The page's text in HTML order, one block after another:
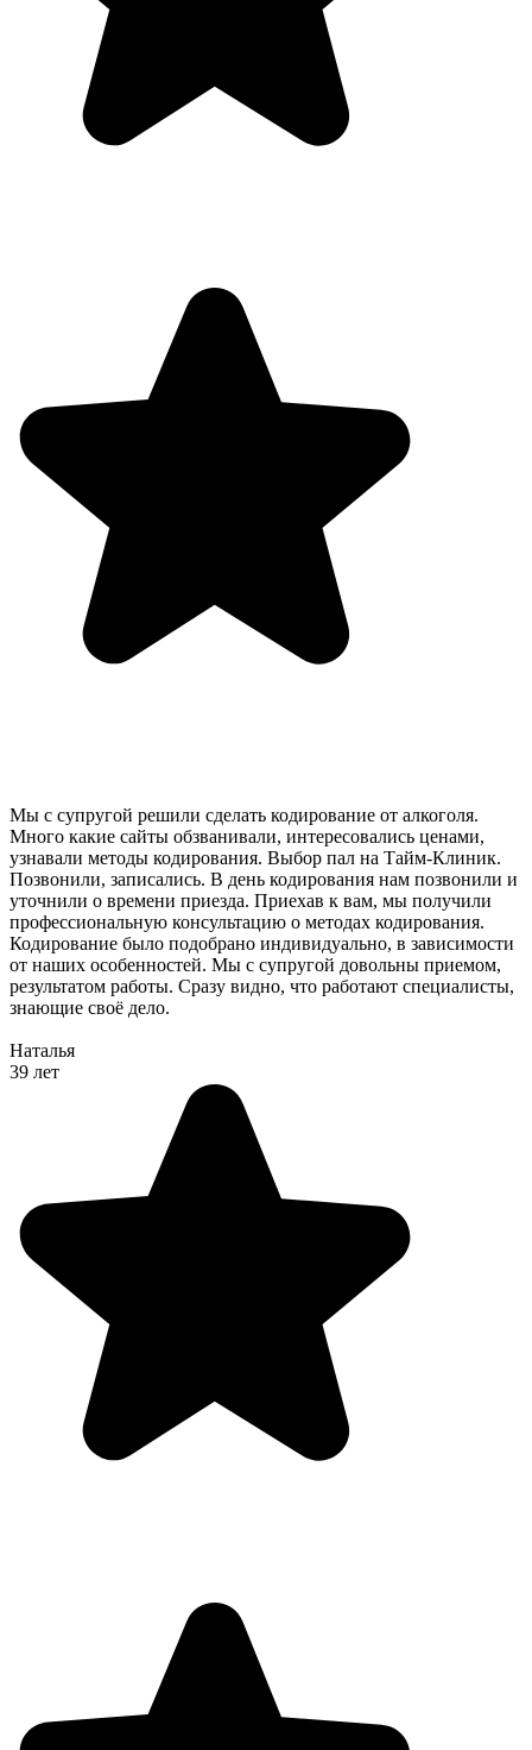
Мы с супругой решили сделать кодирование от алкоголя.
Много какие сайты обзванивали, интересовались ценами,
узнавали методы кодирования. Выбор пал на Тайм-Клиник.
Позвонили, записались. В день кодирования нам позвонили и
уточнили о времени приезда. Приехав к вам, мы получили
профессиональную консультацию о методах кодирования.
Кодирование было подобрано индивидуально, в зависимости
от наших особенностей. Мы с супругой довольны приемом,
результатом работы. Сразу видно, что работают специалисты,
знающие своё дело.
Наталья
39 лет